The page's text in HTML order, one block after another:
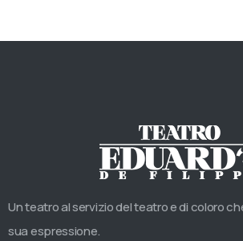
Un teatro al servizio del teatro e di coloro
sua espressione.